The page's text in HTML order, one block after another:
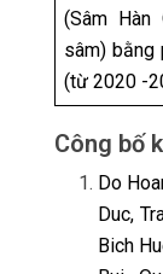
(Sâm
sâm) bằng
(từ 2020 -
Công bố
Do
Duc,
Bich